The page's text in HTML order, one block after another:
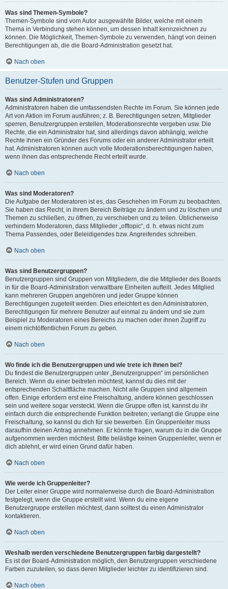
Was sind Themen-Symbole?
Themen-Symbole sind vom Autor ausgewählte Bilder, welche mit einem
Thema in Verbindung stehen können, um dessen Inhalt kennzeichnen zu
können. Die Möglichkeit, Themen-Symbole zu verwenden, hängt von deinen
Berechtigungen ab, die die Board-Administration gesetzt hat.
Nach oben
Benutzer-Stufen und Gruppen
Was sind Administratoren?
Administratoren haben die umfassendsten Rechte im Forum. Sie können jede
Art von Aktion im Forum ausführen; z. B. Berechtigungen setzen, Mitglieder
sperren, Benutzergruppen erstellen, Moderationsrechte vergeben usw. Die
Rechte, die ein Administrator hat, sind allerdings davon abhängig, welche
Rechte ihnen ein Gründer des Forums oder ein anderer Administrator erteilt
hat. Administratoren können auch volle Moderationsberechtigungen haben,
wenn ihnen das entsprechende Recht erteilt wurde.
Nach oben
Was sind Moderatoren?
Die Aufgabe der Moderatoren ist es, das Geschehen im Forum zu beobachten.
Sie haben das Recht, in ihrem Bereich Beiträge zu ändern und zu löschen und
Themen zu schließen, zu öffnen, zu verschieben und zu teilen. Üblicherweise
verhindern Moderatoren, dass Mitglieder „offtopic“, d. h. etwas nicht zum
Thema Passendes, oder Beleidigendes bzw. Angreifendes schreiben.
Nach oben
Was sind Benutzergruppen?
Benutzergruppen sind Gruppen von Mitgliedern, die die Mitglieder des Boards
in für die Board-Administration verwaltbare Einheiten aufteilt. Jedes Mitglied
kann mehreren Gruppen angehören und jeder Gruppe können
Berechtigungen zugeteilt werden. Dies erleichtert es den Administratoren,
Berechtigungen für mehrere Benutzer auf einmal zu ändern und sie zum
Beispiel zu Moderatoren eines Bereichs zu machen oder ihnen Zugriff zu
einem nichtöffentlichen Forum zu geben.
Nach oben
Wo finde ich die Benutzergruppen und wie trete ich ihnen bei?
Du findest die Benutzergruppen unter „Benutzergruppen“ im persönlichen
Bereich. Wenn du einer beitreten möchtest, kannst du dies mit der
entsprechenden Schaltfläche machen. Nicht alle Gruppen sind allgemein
offen. Einige erfordern erst eine Freischaltung, andere können geschlossen
sein und weitere sogar versteckt. Wenn die Gruppe offen ist, kannst du ihr
einfach durch die entsprechende Funktion beitreten; verlangt die Gruppe eine
Freischaltung, so kannst du dich für sie bewerben. Ein Gruppenleiter muss
daraufhin deinen Antrag annehmen. Er könnte fragen, warum du in die Gruppe
aufgenommen werden möchtest. Bitte belästige keinen Gruppenleiter, wenn er
dich ablehnt, er wird einen Grund dafür haben.
Nach oben
Wie werde ich Gruppenleiter?
Der Leiter einer Gruppe wird normalerweise durch die Board-Administration
festgelegt, wenn die Gruppe erstellt wird. Wenn du eine eigene
Benutzergruppe erstellen möchtest, dann solltest du einen Administrator
kontaktieren.
Nach oben
Weshalb werden verschiedene Benutzergruppen farbig dargestellt?
Es ist der Board-Administration möglich, den Benutzergruppen verschiedene
Farben zuzuteilen, so dass deren Mitglieder leichter zu identifizieren sind.
Nach oben